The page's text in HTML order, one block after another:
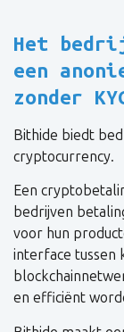
Het
een
zonder
Bithide biedt
cryptocurrency.
Een
bedrijven
voor hun
interface tussen
en efficiënt